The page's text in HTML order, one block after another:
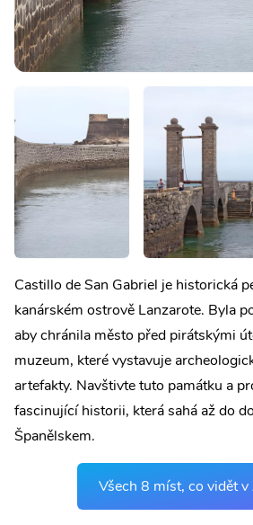
Castillo de San Gabriel je historická
kanárském ostrově Lanzarote. Byla
aby chránila město před pirátskými
muzeum, které vystavuje
artefakty. Navštivte tuto památku a
fascinující historii, která sahá až do
Španělskem.
Všech 8 míst, co vidět